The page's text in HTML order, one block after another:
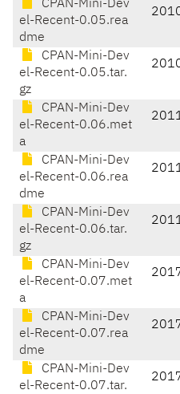
CPAN-Mini-Dev
el-Recent-0.05.rea
dme
CPAN-Mini-Dev
el-Recent-0.05.tar.
gz
CPAN-Mini-Dev
el-Recent-0.06.met
a
CPAN-Mini-Dev
el-Recent-0.06.rea
dme
CPAN-Mini-Dev
el-Recent-0.06.tar.
gz
CPAN-Mini-Dev
el-Recent-0.07.met
a
CPAN-Mini-Dev
el-Recent-0.07.rea
dme
CPAN-Mini-Dev
el-Recent-0.07.tar.